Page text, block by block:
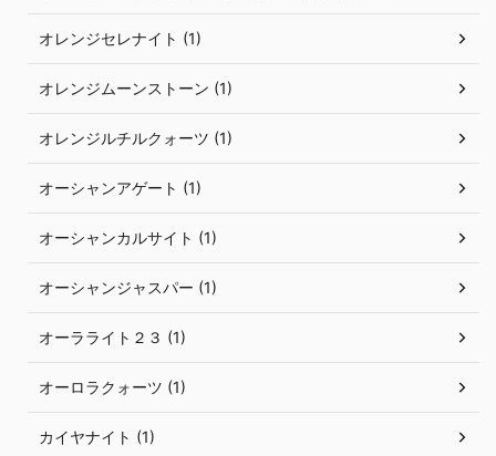
オレンジセレナイト (1)
オレンジムーンストーン (1)
オレンジルチルクォーツ (1)
オーシャンアゲート (1)
オーシャンカルサイト (1)
オーシャンジャスパー (1)
オーラライト２３ (1)
オーロラクォーツ (1)
カイヤナイト (1)